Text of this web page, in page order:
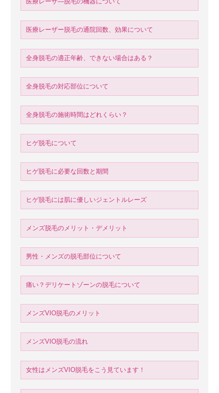
医療レーザー脱毛の通院回数、効果について
全身脱毛の適正年齢、できない場合はある？
全身脱毛の対応部位について
全身脱毛の施術時間はどれくらい？
ヒゲ脱毛について
ヒゲ脱毛に必要な回数と期間
ヒゲ脱毛には肌に優しいジェントルレーズ
メンズ脱毛のメリット・デメリット
男性・メンズの脱毛部位について
痛い？デリケートゾーンの脱毛について
メンズVIO脱毛のメリット
メンズVIO脱毛の流れ
女性はメンズVIO脱毛をこう見ています！